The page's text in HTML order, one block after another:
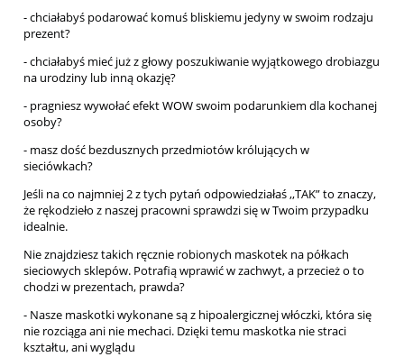
- chciałabyś podarować komuś bliskiemu jedyny w swoim rodzaju
prezent?
- chciałabyś mieć już z głowy poszukiwanie wyjątkowego drobiazgu
na urodziny lub inną okazję?
- pragniesz wywołać efekt WOW swoim podarunkiem dla kochanej
osoby?
- masz dość bezdusznych przedmiotów królujących w
sieciówkach?
Jeśli na co najmniej 2 z tych pytań odpowiedziałaś ,,TAK” to znaczy,
że rękodzieło z naszej pracowni sprawdzi się w Twoim przypadku
idealnie.
Nie znajdziesz takich ręcznie robionych maskotek na półkach
sieciowych sklepów. Potrafią wprawić w zachwyt, a przecież o to
chodzi w prezentach, prawda?
- Nasze maskotki wykonane są z hipoalergicznej włóczki, która się
nie rozciąga ani nie mechaci. Dzięki temu maskotka nie straci
kształtu, ani wyglądu